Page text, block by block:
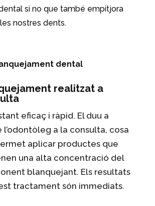
si no que també empitjora
nostres dents.
dental
realitzat a
eficaç i ràpid. El duu a
l’odontòleg a la consulta, cosa
aplicar productes que
una alta concentració del
blanquejant. Els resultats
tractament són immediats.